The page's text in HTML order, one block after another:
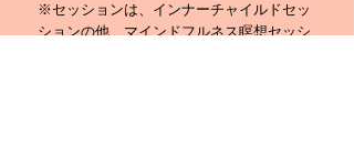
※ セッションは、インナーチャ イルドセッ
ションの他、マインドフルネス瞑想セッシ